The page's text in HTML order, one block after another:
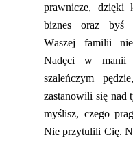
prawnicze, dzięki
biznes oraz byś
Waszej familii
Nadęci w manii
szaleńczym
zastanowili się nad
myślisz, czego
Nie przytulili Cię.